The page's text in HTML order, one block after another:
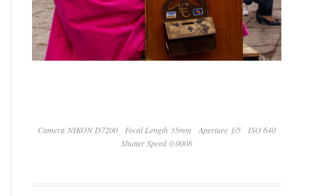
Camera NIKON D7200 Focal Length 35mm Aperture ƒ/5
ISO 640
Shutter Speed 0.0008